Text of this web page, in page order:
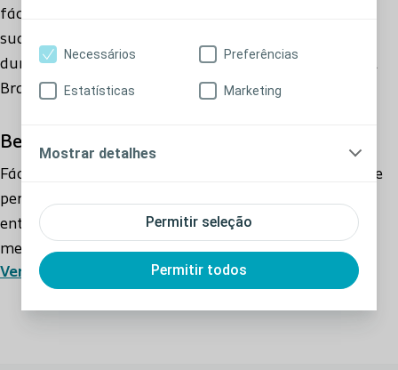
Permitir seleção
Permitir todos
Necessários Preferências
Estatísticas Marketing
Mostrar detalhes
fácil de utilizar e pode ser moldado para se ajustar à
sua morfologia. Isto assegura um ajuste eficaz e
duradouro entre o estoma e a placa. O Anel Moldável
Brava® está disponível na espessura de 4,2 mm.
Benefícios-chave:
Fácil de moldar para a forma que necessita, ajusta-se
perfeitamente ao redor do estoma e veda o espaço
entre o estoma e a base adesiva. Adere bem à pele,
mesmo sobre superfícies irregulares, rugas e pregas.
Ajuda a manter a pele saudável, protegendo-a contra
efluentes e absorvendo a humidade da pele. O anel não
Ver mais